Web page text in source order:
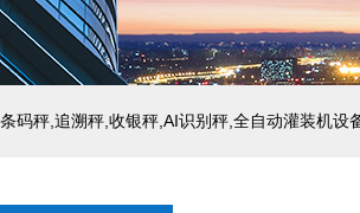
码秤,追溯秤,收银秤,AI识别秤,全自动灌装机设